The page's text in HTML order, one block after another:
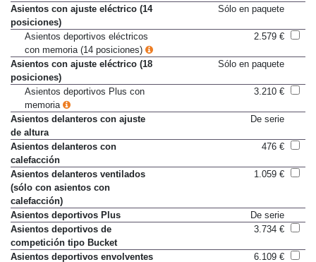
Apoyabrazos central delantero
De serie
Asientos con ajuste eléctrico (14
posiciones)
Asientos deportivos eléctricos
con memoria (14 posiciones)
Asientos con ajuste eléctrico (18
posiciones)
Asientos deportivos Plus con
memoria
Asientos delanteros con ajuste
de altura
Asientos delanteros con
calefacción
Asientos delanteros ventilados
(sólo con asientos con
calefacción)
Asientos deportivos Plus
De serie
Asientos deportivos de
competición tipo Bucket